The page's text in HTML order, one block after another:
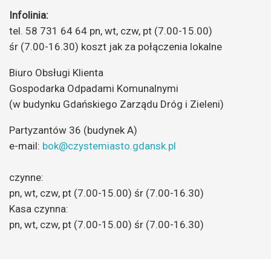
Infolinia:
tel. 58 731 64 64 pn, wt, czw, pt (7.00-15.00)
śr (7.00-16.30) koszt jak za połączenia lokalne
Biuro Obsługi Klienta
Gospodarka Odpadami Komunalnymi
(w budynku Gdańskiego Zarządu Dróg i Zieleni)
Partyzantów 36 (budynek A)
e-mail: bok@czystemiasto.gdansk.pl
czynne:
pn, wt, czw, pt (7.00-15.00) śr (7.00-16.30)
Kasa czynna:
pn, wt, czw, pt (7.00-15.00) śr (7.00-16.30)